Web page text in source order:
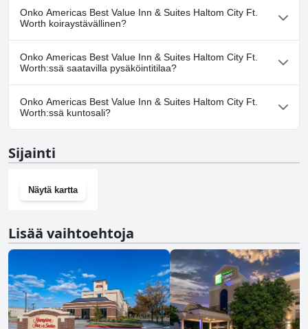
Ei, Americas Best Value Inn & Suites Haltom City Ft. Worth ei
tarjoa kylpylää.
Onko Americas Best Value Inn & Suites Haltom City Ft.
Worth koiraystävällinen?
Kyllä, Americas Best Value Inn & Suites Haltom City Ft. Worth
toivottaa koirat tervetulleiksi.
Onko Americas Best Value Inn & Suites Haltom City Ft.
Worth:ssä saatavilla pysäköintitilaa?
Kyllä, Americas Best Value Inn & Suites Haltom City Ft. Worth
tarjoaa pysäköintimahdollisuuden.
Onko Americas Best Value Inn & Suites Haltom City Ft.
Worth:ssä kuntosali?
kuntosalia.
Sijainti
Näytä kartta
Lisää vaihtoehtoja